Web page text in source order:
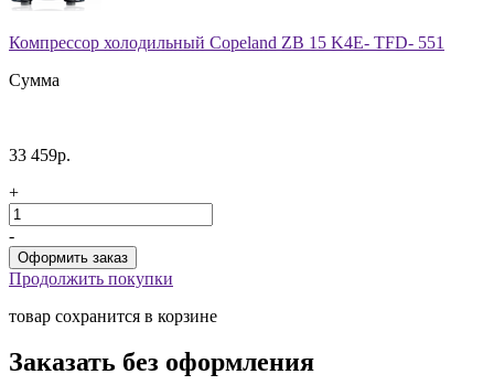
Компрессор холодильный Copeland ZB 15 K4E- TFD- 551
Сумма
33 459р.
+
-
Продолжить покупки
товар сохранится в корзине
Заказать без оформления